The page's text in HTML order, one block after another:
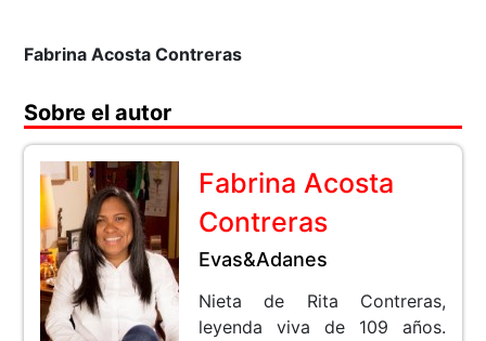
Fabrina Acosta Contreras
Sobre el autor
Fabrina Acosta
Contreras
Evas&Adanes
Nieta de Rita Contreras,
leyenda viva de 109 años.